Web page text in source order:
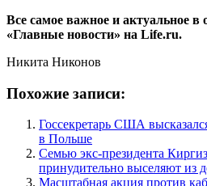
Все самое важное и актуальное в
«Главные новости» на Life.ru.
Никита Никонов
Похожие записи:
Госсекретарь США
в Польше
Семью экс-президента
принудительно выселяют из
Масштабная акция против